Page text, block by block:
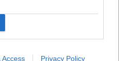
Access Privacy Policy
ηττημένο του
ο Παναθηναϊκός